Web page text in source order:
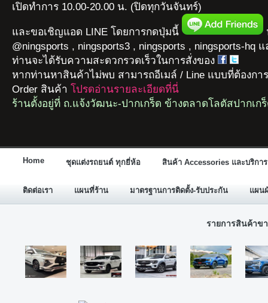
เปิดทำการ 10.00-20.00 น. (ปิดทุกวันจันทร์)
และขอเชิญแอด LINE โดยการกดปุ่มนี้
@ningsports , ningsports3 , ningsports , ningsports-hq
ท่านจะได้รับความสะดวกรวดเร็วในการสั่งของ
หากท่านหาสินค้าไม่พบ สามารถอีเมล์ / Line แบบที่ต้องกา
Order สินค้า โปรดอ่านรายละเอียดที่นี่
ร้านตั้งอยู่ที่ ถ.แจ้งวัฒนะ-ปากเกร็ด ข้างตลาดโลตัสปากเก
Home ชุดแต่งรถยนต์ ทุกยี่ห้อ สินค้า Accessories และบริการ
ติดต่อเรา แผนที่ร้าน มาตรฐานการติดตั้ง-รับประกัน แผน
รายการสินค้าข